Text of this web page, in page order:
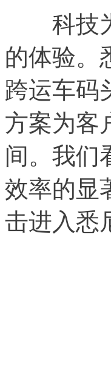
科技为
的体验。
跨运车码
方案为客
间。我们
效率的显
击进入悉